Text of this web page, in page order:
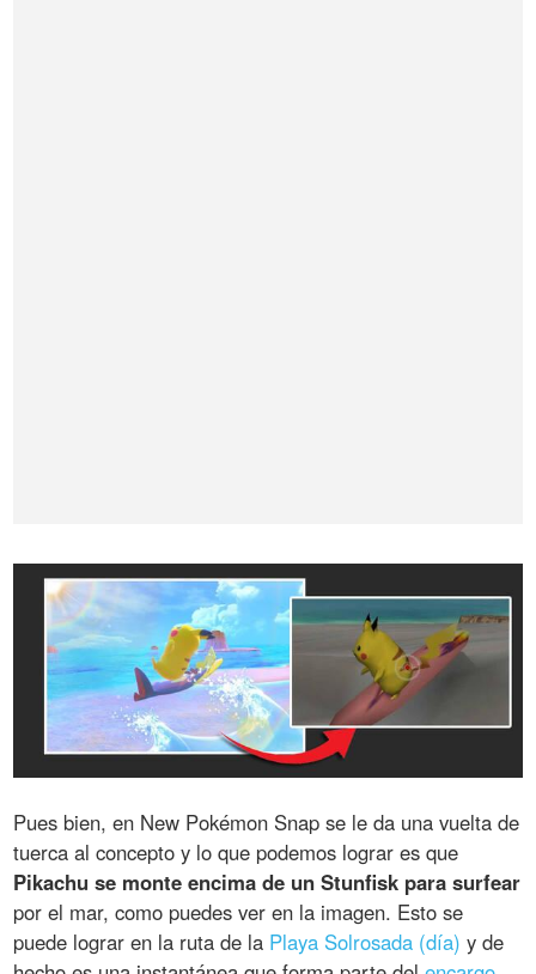
Pues bien, en New Pokémon Snap se le da una vuelta de
tuerca al concepto y lo que podemos lograr es que
Pikachu se monte encima de un Stunfisk para surfear
por el mar, como puedes ver en la imagen. Esto se
puede lograr en la ruta de la Playa Solrosada (día) y de